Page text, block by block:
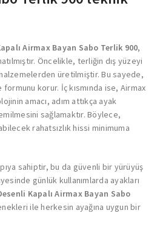
Airmax Bayan Sabo Terlik 900,
Öncelikle, terliğin dış yüzeyi
üretilmiştir. Bu sayede,
korur. İç kısmında ise, Airmax
amacı, adım attıkça ayak
sağlamaktır. Böylece,
rahatsızlık hissi minimuma
sahiptir, bu da güvenli bir yürüyüş
günlük kullanımlarda ayakları
Kapalı Airmax Bayan Sabo
ile herkesin ayağına uygun bir